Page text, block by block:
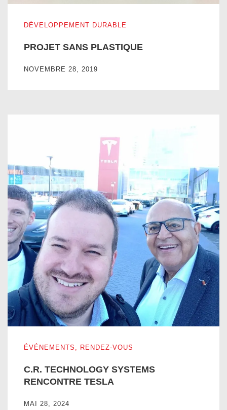
DÉVELOPPEMENT DURABLE
PROJET SANS PLASTIQUE
NOVEMBRE 28, 2019
ÉVÉNEMENTS RENDEZ-VOUS
C.R. TECHNOLOGY SYSTEMS
RENCONTRE TESLA
MAI 28, 2024